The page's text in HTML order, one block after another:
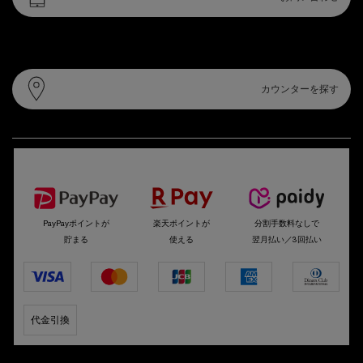
カウンターを探す
PayPayポイントが
貯まる
楽天ポイントが
使える
分割手数料なしで
翌月払い／3回払い
代金引換